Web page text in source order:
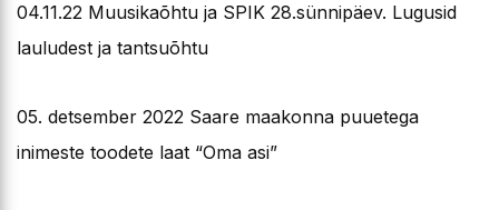
04.11.22 Muusikaõhtu ja SPIK 28.sünnipäev. Lugusid
lauludest ja tantsuõhtu
05. detsember 2022 Saare maakonna puuetega
inimeste toodete laat “Oma asi”